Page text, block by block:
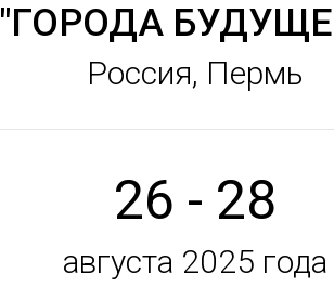
"ГОРОДА
Россия, Пермь
26 - 28
августа 2025 года